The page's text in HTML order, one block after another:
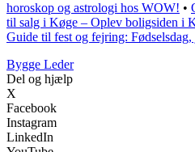
horoskop og astrologi hos WOW! •
til salg i Køge – Oplev boligsiden i
Guide til fest og fejring:
Bygge Leder
Del og hjælp
X
Facebook
Instagram
LinkedIn